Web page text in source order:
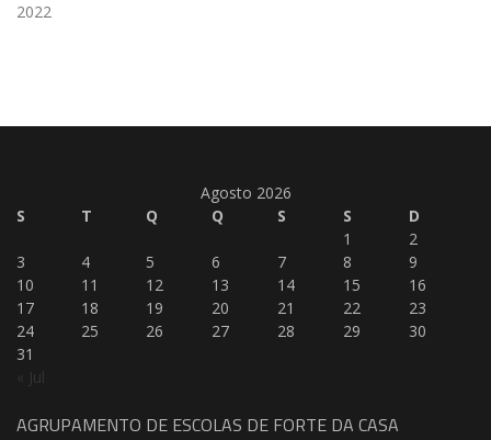
2022
Agosto 2026
S
T Q Q S S D
« Jul
1
2
3
4 5 6 7 8
9
10
11 12 13 14 15
16
17
18 19 20 21 22
23
24
25 26 27 28 29
30
31
AGRUPAMENTO DE ESCOLAS DE FORTE DA CASA